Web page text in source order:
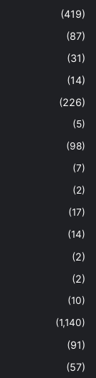
(419)
(87)
(31)
(14)
(226)
(5)
(98)
(7)
(2)
(17)
(14)
(2)
(2)
(10)
(1,140)
(91)
(57)